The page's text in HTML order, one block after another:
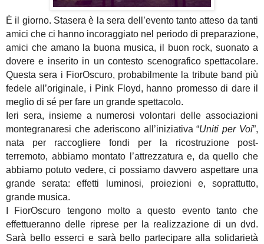
È il giorno. Stasera è la sera dell’evento tanto atteso da tanti
amici che ci hanno incoraggiato nel periodo di preparazione,
amici che amano la buona musica, il buon rock, suonato a
dovere e inserito in un contesto scenografico spettacolare.
Questa sera i FiorOscuro, probabilmente la tribute band più
fedele all’originale, i Pink Floyd, hanno promesso di dare il
meglio di sé per fare un grande spettacolo.
Ieri sera, insieme a numerosi volontari delle associazioni
montegranaresi che aderiscono all’iniziativa “Uniti per Voi”,
nata per raccogliere fondi per la ricostruzione post-
terremoto, abbiamo montato l’attrezzatura e, da quello che
abbiamo potuto vedere, ci possiamo davvero aspettare una
grande serata: effetti luminosi, proiezioni e, soprattutto,
grande musica.
I FiorOscuro tengono molto a questo evento tanto che
effettueranno delle riprese per la realizzazione di un dvd.
Sarà bello esserci e sarà bello partecipare alla solidarietà